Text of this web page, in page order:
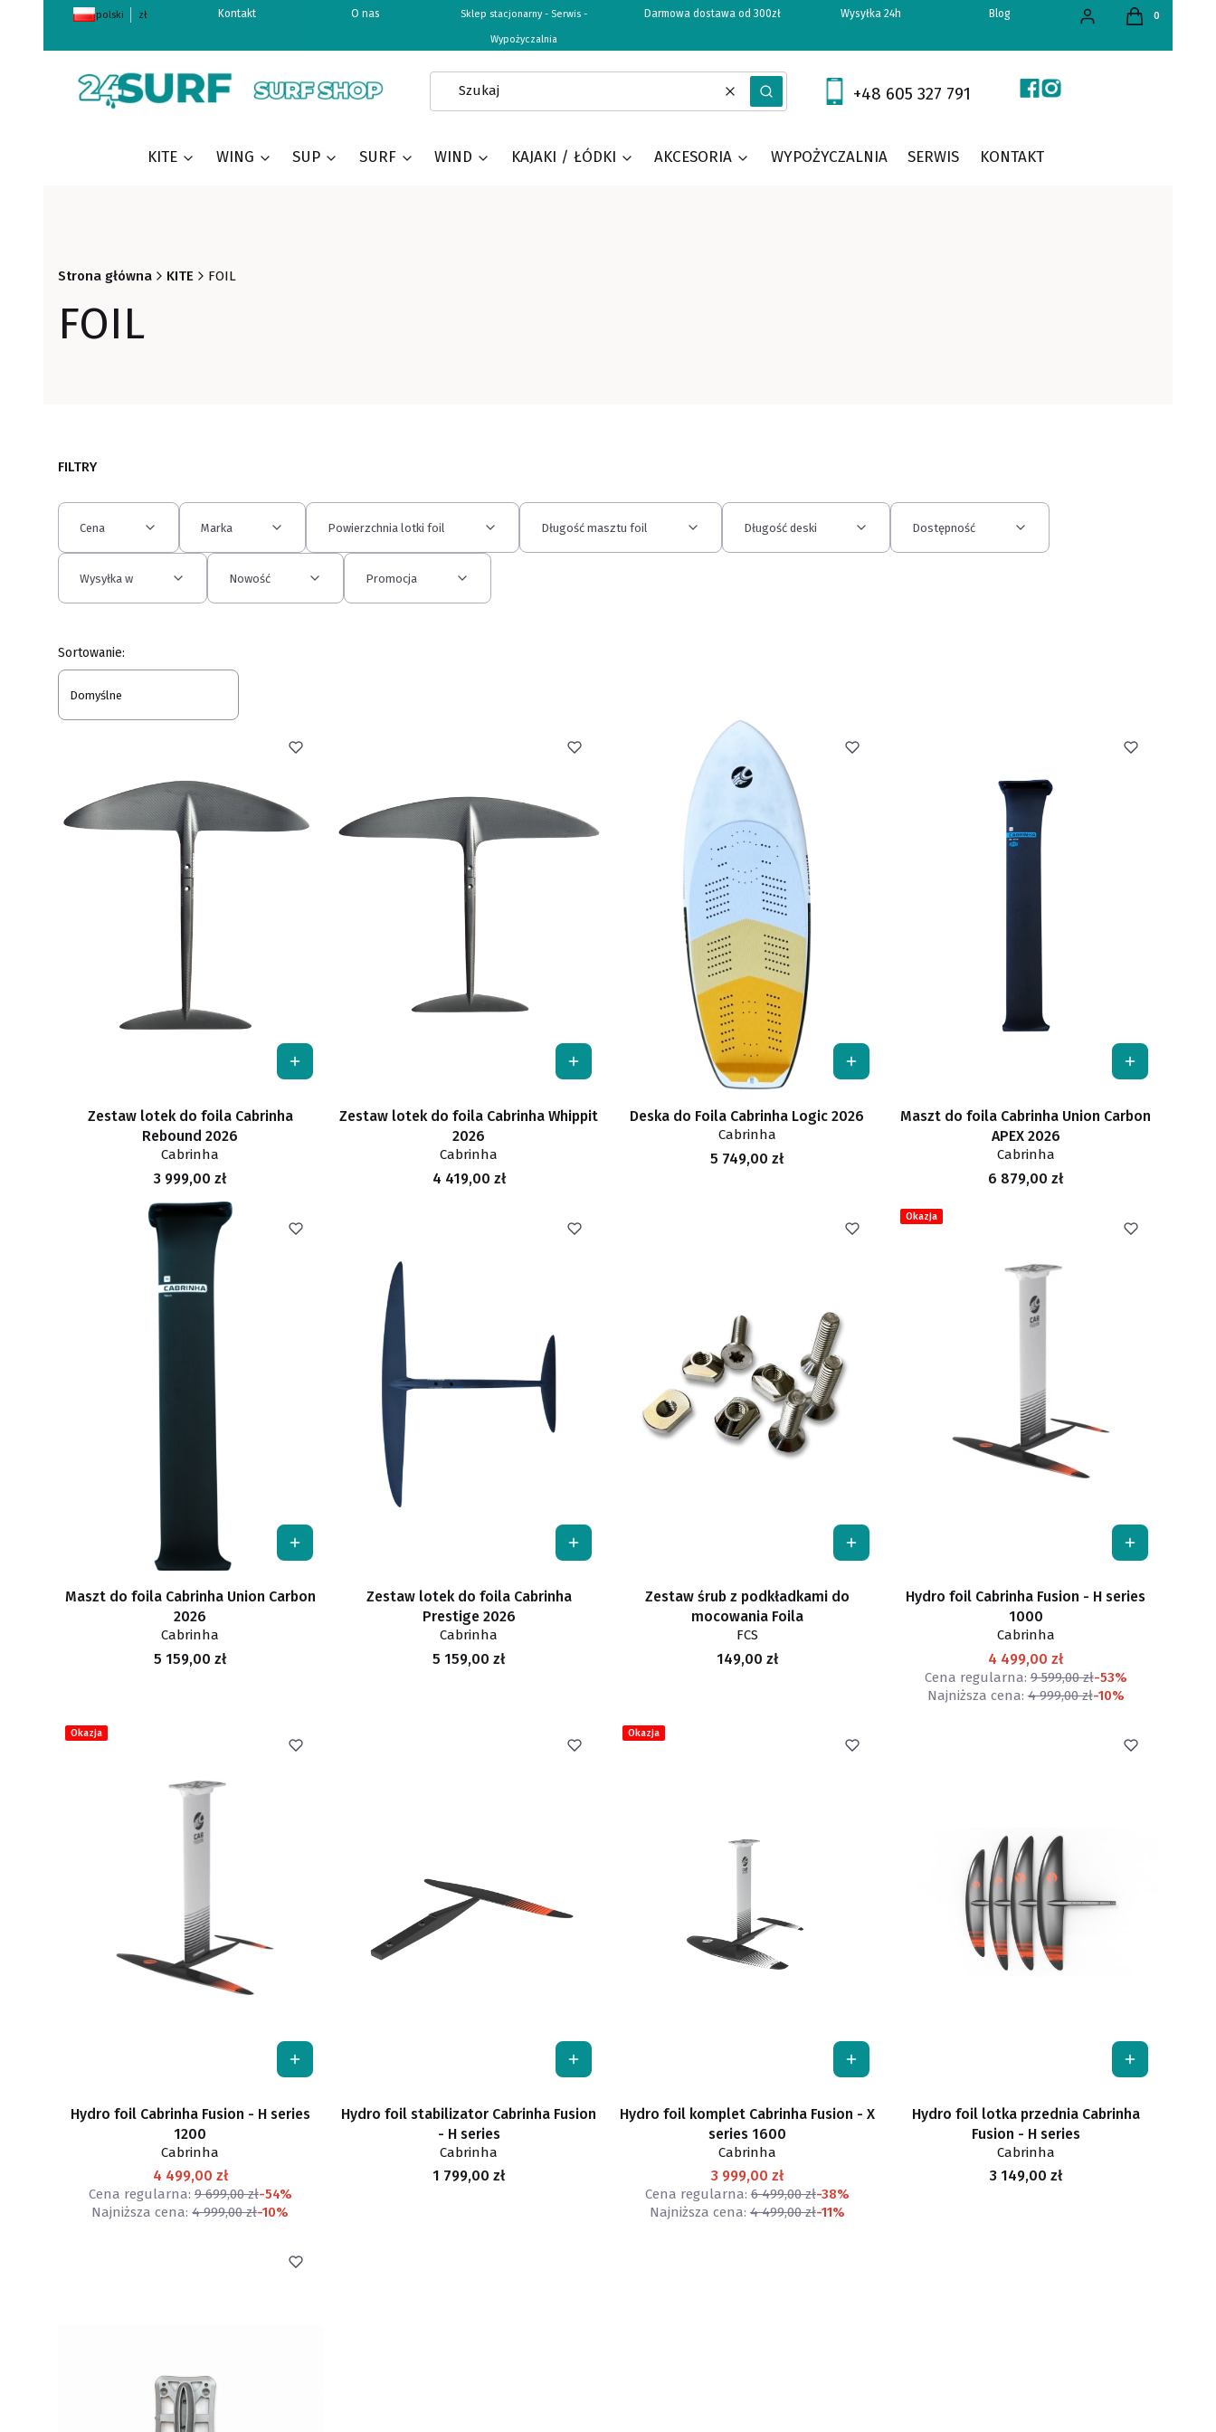
polski zł Kontakt O nas Sklep stacjonarny - Serwis -
Wypożyczalnia
Darmowa dostawa od 300zł Wysyłka 24h Blog Zaloguj sięProdukty w
Koszyk
WyczyśćSzukaj +48 605 327 791
KITE WING SUP SURF WIND KAJAKI / ŁÓDKI AKCESORIA WYPOŻYCZALNIA SERWIS KONTAKT
Strona główna KITE FOIL
FOIL
FILTRY
Cena Marka Powierzchnia lotki foil Długość masztu foil Długość deski Dostępność
Wysyłka w Nowość Promocja
Lista produktów
Sortowanie:
Domyślne
Zestaw lotek do foila Cabrinha
Rebound 2026
Cabrinha
Cena
3 999,00 zł
Zestaw lotek do foila Cabrinha Whippit
2026
Cabrinha
Cena
4 419,00 zł
Deska do Foila Cabrinha Logic 2026
Cabrinha
Cena
5 749,00 zł
Maszt do foila Cabrinha Union Carbon
APEX 2026
Cabrinha
Cena
6 879,00 zł
Maszt do foila Cabrinha Union Carbon
2026
Cabrinha
Cena
5 159,00 zł
Zestaw lotek do foila Cabrinha
Prestige 2026
Cabrinha
Cena
5 159,00 zł
Zestaw śrub z podkładkami do
mocowania Foila
FCS
Cena
149,00 zł
Okazja
Hydro foil Cabrinha Fusion - H series
1000
Cabrinha
4 499,00 zł
Cena regularna: 9 599,00 zł-53%
Najniższa cena: 4 999,00 zł-10%
Okazja
Hydro foil Cabrinha Fusion - H series
1200
Cabrinha
4 499,00 zł
Cena regularna: 9 699,00 zł-54%
Najniższa cena: 4 999,00 zł-10%
Hydro foil stabilizator Cabrinha Fusion
- H series
Cabrinha
Cena
1 799,00 zł
Okazja
Hydro foil komplet Cabrinha Fusion - X
series 1600
Cabrinha
3 999,00 zł
Cena regularna: 6 499,00 zł-38%
Najniższa cena: 4 499,00 zł-11%
Hydro foil lotka przednia Cabrinha
Fusion - H series
Cabrinha
Cena
3 149,00 zł